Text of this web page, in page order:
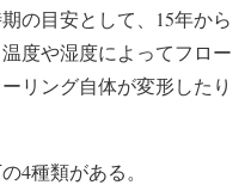
の目安として、15年から
度や湿度によってフロー
リング自体が変形したり
4種類がある。